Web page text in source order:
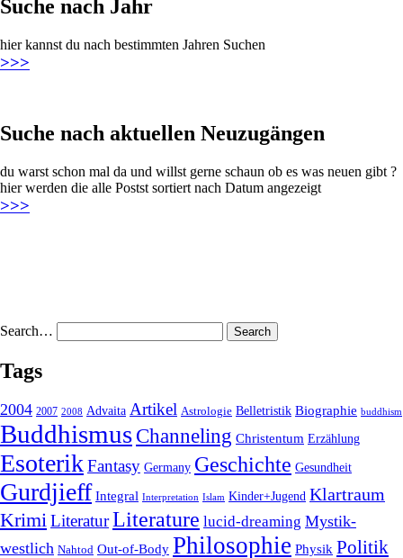
Suche nach Jahr
hier kannst du nach bestimmten Jahren Suchen
>>>
Suche nach aktuellen Neuzugängen
du warst schon mal da und willst gerne schaun ob es was neuen gibt ?
hier werden die alle Postst sortiert nach Datum angezeigt
>>>
Search…
Tags
2004 2007 2008 Advaita Artikel Astrologie Belletristik Biographie buddhism
Buddhismus Channeling Christentum Erzählung
EsoterikFantasy Germany Geschichte Gesundheit
Gurdjieff Integral Interpretation Islam Kinder+Jugend Klartraum
KrimiLiteraturLiterature lucid-dreaming Mystik-
westlich Nahtod Out-of-Body Philosophie Physik Politik